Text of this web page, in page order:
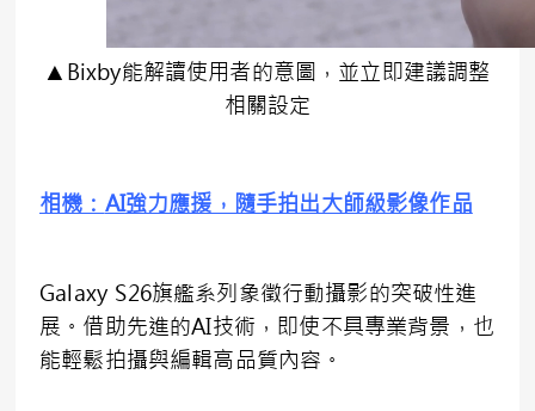
▲Bixby能解讀使用者的意圖，並立即建議調整
相關設定
相機： AI強力應援，隨手拍出大師級影像作品
Galaxy S26旗艦系列象徵行動攝影的突破性進
展。借助先進的AI技術，即使不具專業背景，也
能輕鬆拍攝與編輯高品質內容。